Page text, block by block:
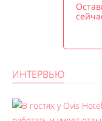
ИНТЕРВЬЮ